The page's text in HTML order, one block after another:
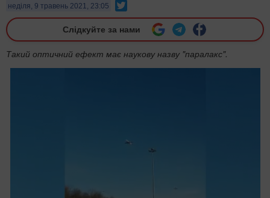
неділя, 9 травень 2021, 23:05
Слідкуйте за нами
Такий оптичний ефект має наукову назву "паралакс".